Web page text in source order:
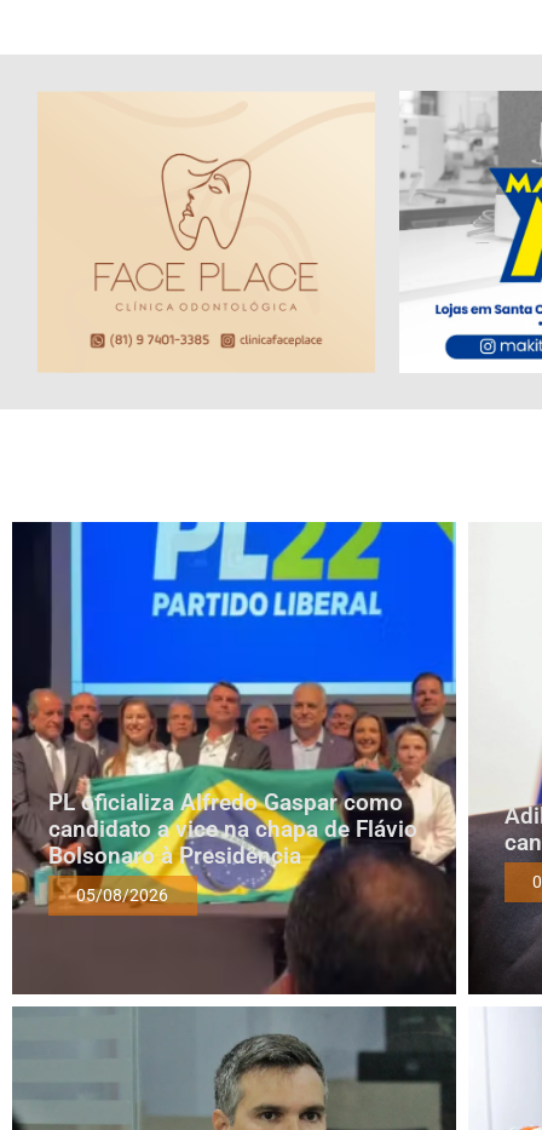
PL oficializa Alfredo Gaspar como
candidato a vice na chapa de Flávio
Bolsonaro à Presidência
05/08/2026